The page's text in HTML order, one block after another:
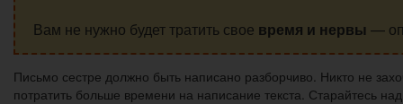
Вам не нужно будет тратить свое время и нервы —
Письмо сестре должно быть написано разборчиво. Никто не
потратить больше времени на написание текста. Старайтесь